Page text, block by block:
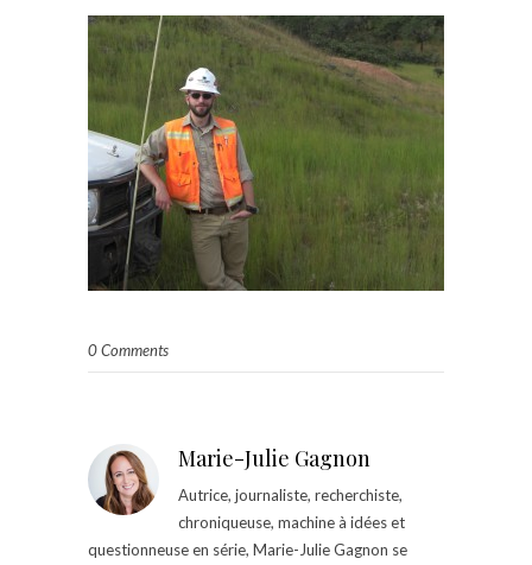
0 Comments
Marie-Julie Gagnon
Autrice, journaliste, recherchiste,
chroniqueuse, machine à idées et
questionneuse en série, Marie-Julie Gagnon se